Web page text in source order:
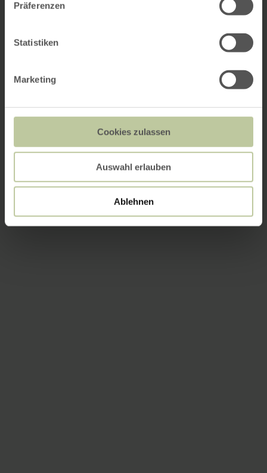
Präferenzen
Statistiken
Marketing
Cookies zulassen
Auswahl erlauben
Ablehnen